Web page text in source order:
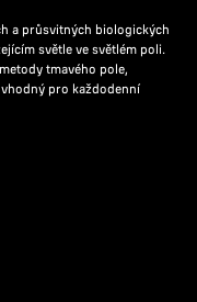
a průsvitných biologických
světle ve světlém poli.
tmavého pole,
pro každodenní